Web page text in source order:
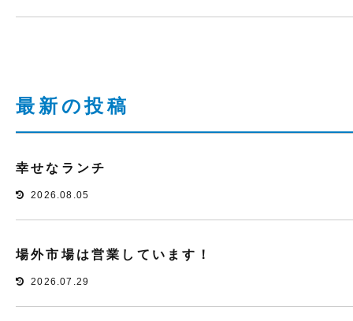
最新の投稿
幸せなランチ
2026.08.05
場外市場は営業しています！
2026.07.29